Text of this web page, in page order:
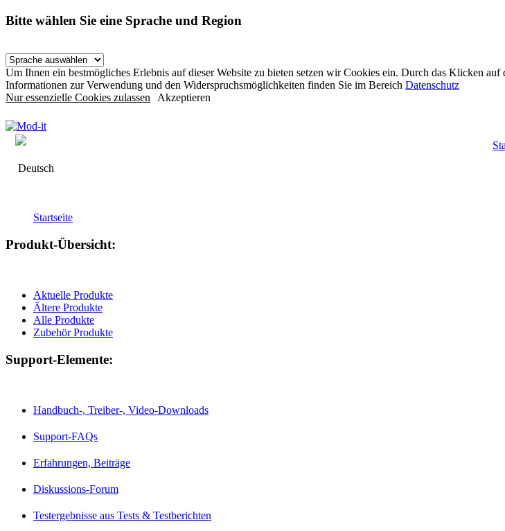
Bitte wählen Sie eine Sprache und Region
Um Ihnen ein bestmögliches Erlebnis auf dieser Website zu bieten setzen wir Cookies ein. Durch das Klicken
Informationen zur Verwendung und den Widerspruchsmöglichkeiten finden Sie im Bereich Datenschutz
Nur essenzielle Cookies zulassen Akzeptieren
Deutsch
Startseite
Produkt-Übersicht:
Aktuelle Produkte
Ältere Produkte
Alle Produkte
Zubehör Produkte
Support-Elemente:
Handbuch-, Treiber-, Video-Downloads
Support-FAQs
Erfahrungen, Beiträge
Diskussions-Forum
Testergebnisse aus Tests & Testberichten